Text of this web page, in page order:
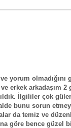
yorum olmadığını
erkek arkadaşım 2
İlgililer çok
bunu sorun
da temiz ve
göre bence güzel